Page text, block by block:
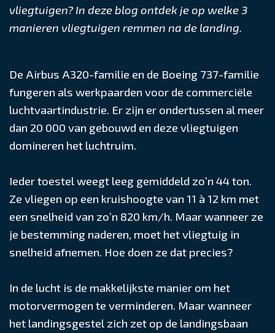
vliegtuigen? In deze blog ontdek je op welke 3
manieren vliegtuigen remmen na de landing.
De Airbus A320-familie en de Boeing 737-familie
fungeren als werkpaarden voor de commerciële
luchtvaartindustrie. Er zijn er ondertussen al meer
dan 20 000 van gebouwd en deze vliegtuigen
domineren het luchtruim.
Ieder toestel weegt leeg gemiddeld zo’n 44 ton.
Ze vliegen op een kruishoogte van 11 à 12 km met
een snelheid van zo’n 820 km/h. Maar wanneer ze
je bestemming naderen, moet het vliegtuig in
snelheid afnemen. Hoe doen ze dat precies?
In de lucht is de makkelijkste manier om het
motorvermogen te verminderen. Maar wanneer
het landingsgestel zich zet op de landingsbaan